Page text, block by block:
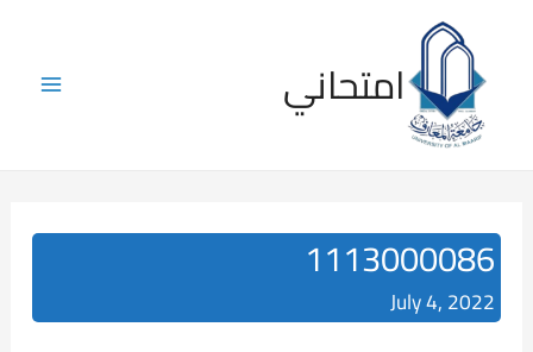
content
Main
امتحاني
1113000086
July 4, 2022